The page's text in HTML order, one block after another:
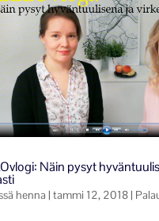
Näin pysyt
henna | tammi 12, 2018|